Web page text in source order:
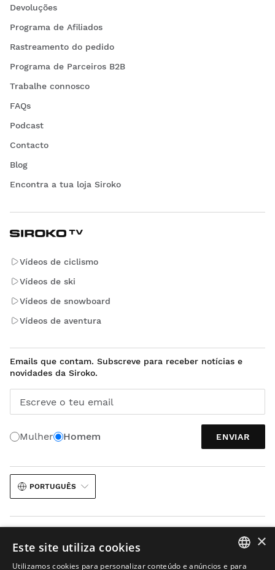
Devoluções
Programa de Afiliados
Rastreamento do pedido
Programa de Parceiros B2B
Trabalhe connosco
FAQs
Podcast
Contacto
Blog
Encontra a tua loja Siroko
Vídeos de ciclismo
Vídeos de ski
Vídeos de snowboard
Vídeos de aventura
Emails que contam. Subscreve para receber notícias e
novidades da Siroko.
Escreve o teu email
Mulher Homem ENVIAR
PORTUGUÊS
×
Este site utiliza cookies
Utilizamos cookies para personalizar conteúdo e anúncios e para